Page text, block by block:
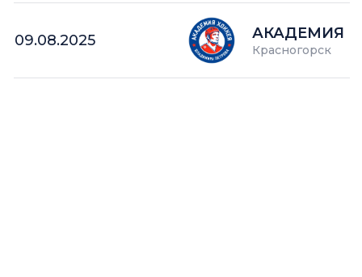
09.08.2025 АКАДЕМИЯ
Красногорск